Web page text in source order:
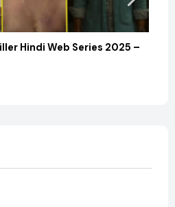
Hindi Web Series 2025 –
फिल्मों का जादू और उनका